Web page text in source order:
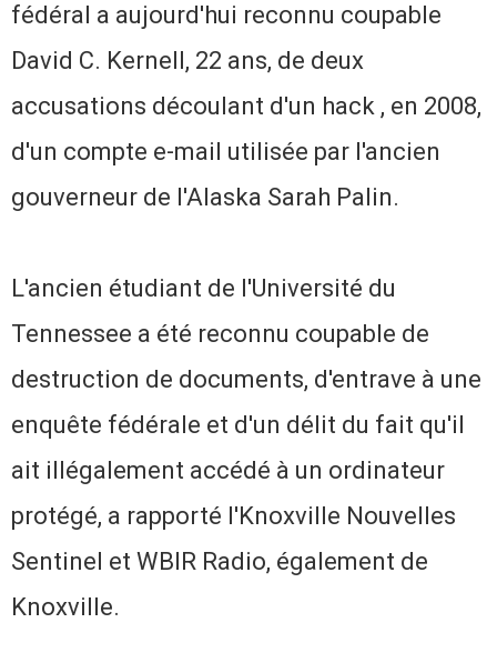
fédéral a aujourd'hui reconnu coupable
David C. Kernell, 22 ans, de deux
accusations découlant d'un hack , en 2008,
d'un compte e-mail utilisée par l'ancien
gouverneur de l'Alaska Sarah Palin.
L'ancien étudiant de l'Université du
Tennessee a été reconnu coupable de
destruction de documents, d'entrave à une
enquête fédérale et d'un délit du fait qu'il
ait illégalement accédé à un ordinateur
protégé, a rapporté l'Knoxville Nouvelles
Sentinel et WBIR Radio, également de
Knoxville.